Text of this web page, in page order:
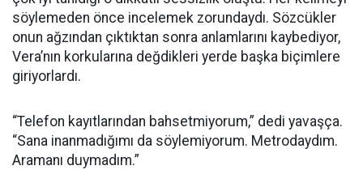
söylemeden önce incelemek zorundaydı. Sözcükler
onun ağzından çıktıktan sonra anlamlarını kaybediyor,
Vera’nın korkularına değdikleri yerde başka biçimlere
giriyorlardı.
“Telefon kayıtlarından bahsetmiyorum,” dedi yavaşça.
“Sana inanmadığımı da söylemiyorum. Metrodaydım.
Aramanı duymadım.”